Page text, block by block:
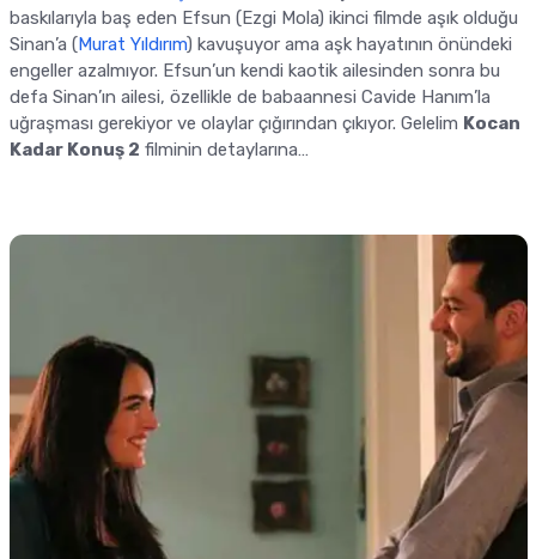
baskılarıyla baş eden Efsun (Ezgi Mola) ikinci filmde aşık olduğu
Sinan’a (Murat Yıldırım) kavuşuyor ama aşk hayatının önündeki
engeller azalmıyor. Efsun’un kendi kaotik ailesinden sonra bu
defa Sinan’ın ailesi, özellikle de babaannesi Cavide Hanım’la
uğraşması gerekiyor ve olaylar çığırından çıkıyor. Gelelim Kocan
Kadar Konuş 2 filminin detaylarına…